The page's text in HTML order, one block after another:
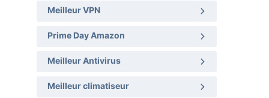
Meilleur VPN
Prime Day Amazon
Meilleur Antivirus
Meilleur climatiseur